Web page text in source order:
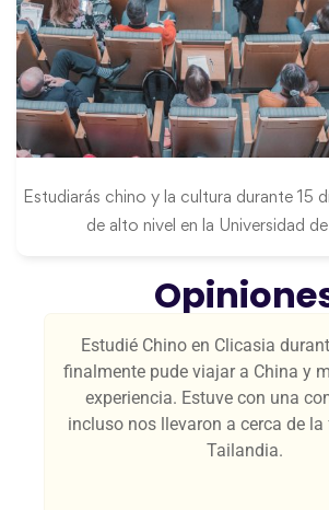
Estudiarás chino y la cultura durante 15
de alto nivel en la Universidad
Estudié Chino en Clicasia
finalmente pude viajar a China y
experiencia. Estuve con una
incluso nos llevaron a cerca de
Tailandia.